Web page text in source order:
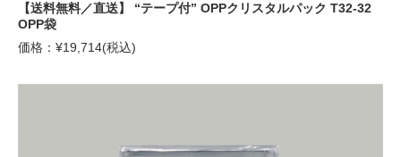
【送料無料／直送】 “テープ付” OPPクリスタルパック T32-32
OPP袋
価格：¥19,714(税込)